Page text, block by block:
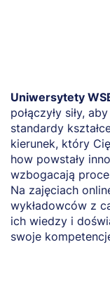
Uniwersytety
połączyły siły,
standardy
kierunek, który
how powstały
wzbogacają
Na zajęciach
wykładowców z
ich wiedzy i
swoje